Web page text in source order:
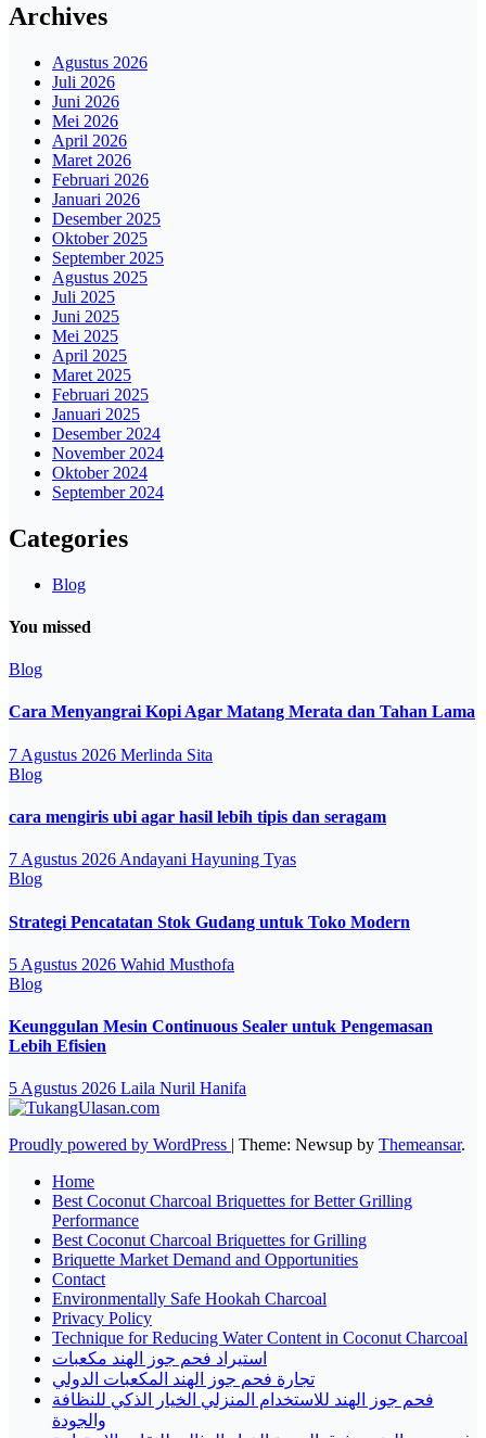
Archives
Agustus 2026
Juli 2026
Juni 2026
Mei 2026
April 2026
Maret 2026
Februari 2026
Januari 2026
Desember 2025
Oktober 2025
September 2025
Agustus 2025
Juli 2025
Juni 2025
Mei 2025
April 2025
Maret 2025
Februari 2025
Januari 2025
Desember 2024
November 2024
Oktober 2024
September 2024
Categories
Blog
You missed
Blog
Cara Menyangrai Kopi Agar Matang Merata dan Tahan Lama
7 Agustus 2026 Merlinda Sita
Blog
cara mengiris ubi agar hasil lebih tipis dan seragam
7 Agustus 2026 Andayani Hayuning Tyas
Blog
Strategi Pencatatan Stok Gudang untuk Toko Modern
5 Agustus 2026 Wahid Musthofa
Blog
Keunggulan Mesin Continuous Sealer untuk Pengemasan
Lebih Efisien
5 Agustus 2026 Laila Nuril Hanifa
Proudly powered by WordPress | Theme: Newsup by Themeansar.
Home
Best Coconut Charcoal Briquettes for Better Grilling
Performance
Best Coconut Charcoal Briquettes for Grilling
Briquette Market Demand and Opportunities
Contact
Environmentally Safe Hookah Charcoal
Privacy Policy
Technique for Reducing Water Content in Coconut Charcoal
استيراد فحم جوز الهند مكعبات
تجارة فحم جوز الهند المكعبات الدولي
فحم جوز الهند للاستخدام المنزلي الخيار الذكي للنظافة
والجودة